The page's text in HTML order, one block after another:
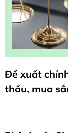
Đề xuất
thầu, mua